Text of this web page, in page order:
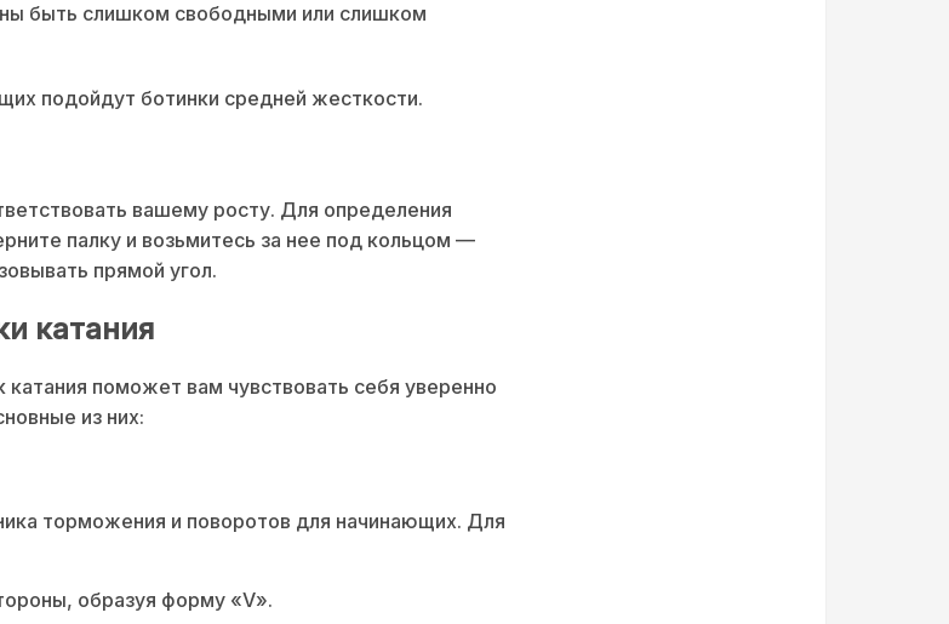
быть слишком свободными или слишком
подойдут ботинки средней жесткости.
вашему росту. Для определения
палку и возьмитесь за нее под кольцом —
прямой угол.
катания
катания поможет вам чувствовать себя уверенно
из них:
торможения и поворотов для начинающих. Для
образуя форму «V».